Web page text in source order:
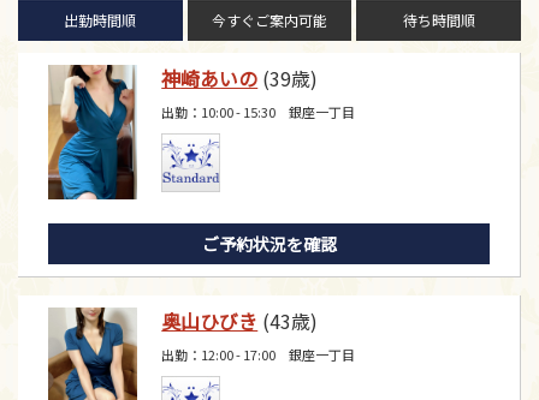
出勤時間順 今すぐご案内可能 待ち時間順
神崎あいの (39歳)
出勤：10:00 - 15:30 銀座一丁目
ご予約状況を確認
奥山ひびき (43歳)
出勤：12:00 - 17:00 銀座一丁目